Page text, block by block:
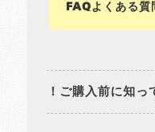
FAQよくある質
！ご購入前に知っ